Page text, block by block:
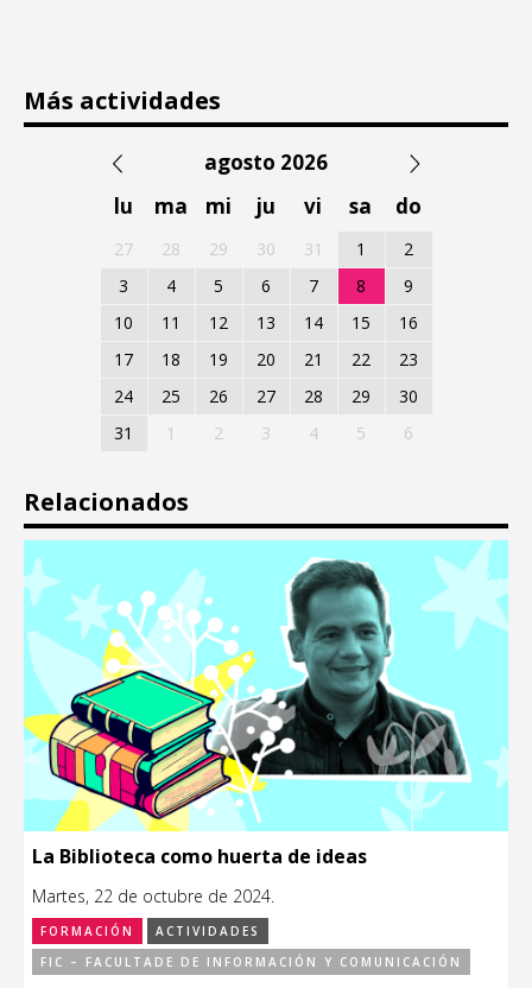
Más actividades
agosto 2026
lu
ma mi ju vi sa do
27 28 29 30 31 1
2
3
4 5 6 7 8
9
10
11 12 13 14 15
16
17
18 19 20 21 22
23
24
25 26 27 28 29
30
31
1 2 3 4 5 6
Relacionados
La Biblioteca como huerta de ideas
Martes, 22 de octubre de 2024.
FORMACIÓN
ACTIVIDADES
FIC – FACULTADE DE INFORMACIÓN Y COMUNICACIÓN